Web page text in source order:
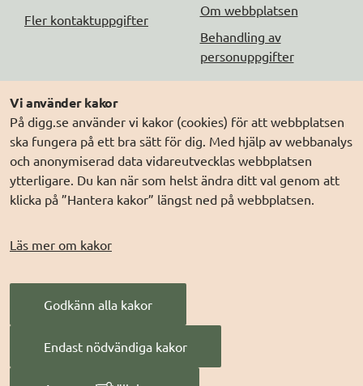
Vi använder kakor
På digg.se använder vi kakor (cookies) för att webbplatsen
ska fungera på ett bra sätt för dig. Med hjälp av webbanalys
och anonymiserad data vidareutvecklas webbplatsen
ytterligare. Du kan när som helst ändra ditt val genom att
klicka på ”Hantera kakor” längst ned på webbplatsen.
Läs mer om kakor
Godkänn alla kakor
Endast nödvändiga kakor
Fler kontaktuppgifter
Om webbplatsen
Behandling av
personuppgifter
Följ oss
DIGG på
Prenumerera på nyheter
DIGG på
LinkedIn
DIGG på
PressMachine
DIGG på
Digg play
Elegitimation.se
Min myndighetspost
Sveriges dataportal
Sweden Connect
förvaltning